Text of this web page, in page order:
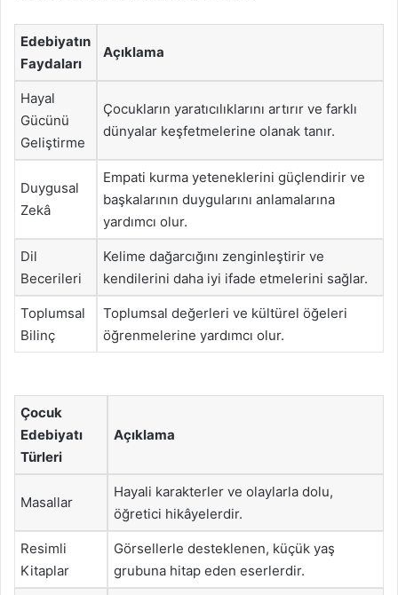
Edebiyatın
Faydaları
Açıklama
Hayal
Gücünü
Geliştirme
Çocukların yaratıcılıklarını artırır ve farklı
dünyalar keşfetmelerine olanak tanır.
Duygusal
Zekâ
Empati kurma yeteneklerini güçlendirir ve
başkalarının duygularını anlamalarına
yardımcı olur.
Dil
Becerileri
Kelime dağarcığını zenginleştirir ve
kendilerini daha iyi ifade etmelerini sağlar.
Toplumsal
Bilinç
Toplumsal değerleri ve kültürel öğeleri
öğrenmelerine yardımcı olur.
Çocuk
Edebiyatı
Türleri
Açıklama
Masallar
Hayali karakterler ve olaylarla dolu,
öğretici hikâyelerdir.
Resimli
Kitaplar
Görsellerle desteklenen, küçük yaş
grubuna hitap eden eserlerdir.